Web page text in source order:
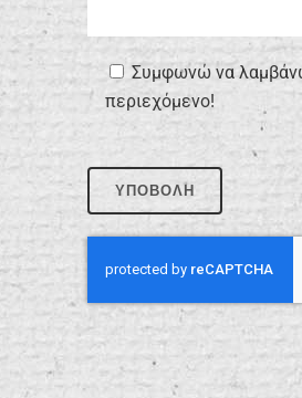
Συμφωνώ να
περιεχόμενο!